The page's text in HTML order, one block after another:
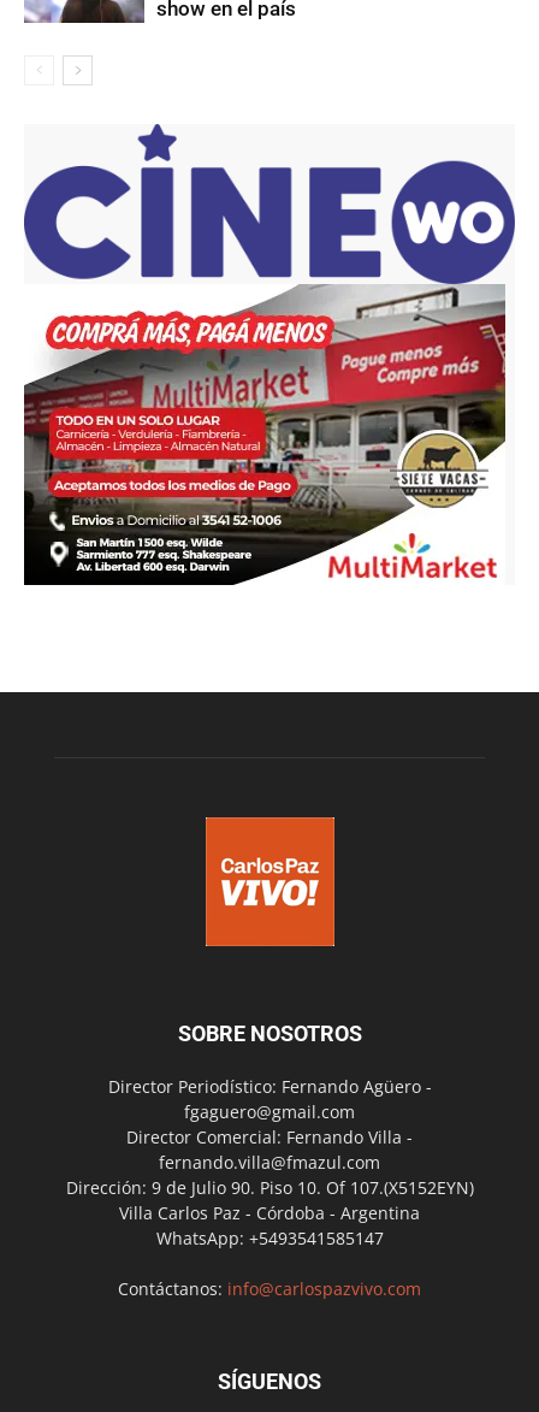
show en el país
SOBRE NOSOTROS
Director Periodístico: Fernando Agüero -
fgaguero@gmail.com
Director Comercial: Fernando Villa -
fernando.villa@fmazul.com
Dirección: 9 de Julio 90. Piso 10. Of 107.(X5152EYN)
Villa Carlos Paz - Córdoba - Argentina
WhatsApp: +5493541585147
Contáctanos: info@carlospazvivo.com
SÍGUENOS